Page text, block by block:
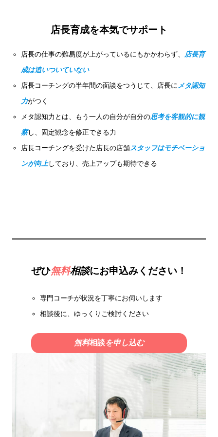
店長育成を本気でサポート
店長の仕事の難易度が上がっているにもかかわらず、
店長育
成は追いついていない
店長コーチングの半年間の面談をつうじて、店長に メタ認知
力がつく
メタ認知力とは、もう一人の自分が自分の思考を客観的に観
察し、固定観念を修正できる力
店長コーチングを受けた店長の店舗スタッフはモチベーショ
ンが向上しており、売上アップも期待できる
ぜひ無料相談にお申込みください！
専門コーチが状況を丁寧にお伺いします
相談後に、ゆっくりご検討ください
無料相談を申し込む